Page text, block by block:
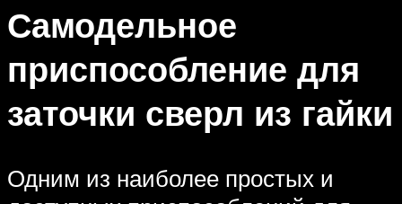
Самодельное
приспособление для
заточки сверл из гайки
Одним из наиболее простых и